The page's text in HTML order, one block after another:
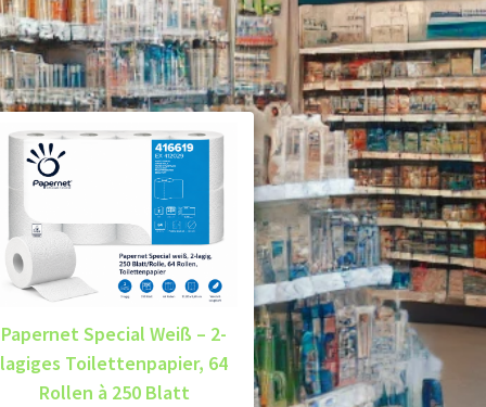
Papernet Special Weiß – 2-
lagiges Toilettenpapier, 64
Rollen à 250 Blatt